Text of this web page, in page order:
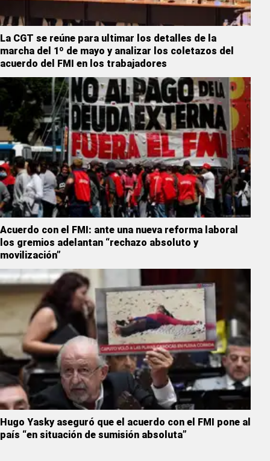
La CGT se reúne para ultimar los detalles de la
marcha del 1º de mayo y analizar los coletazos del
acuerdo del FMI en los trabajadores
Acuerdo con el FMI: ante una nueva reforma laboral
los gremios adelantan “rechazo absoluto y
movilización”
Hugo Yasky aseguró que el acuerdo con el FMI pone al
país “en situación de sumisión absoluta”